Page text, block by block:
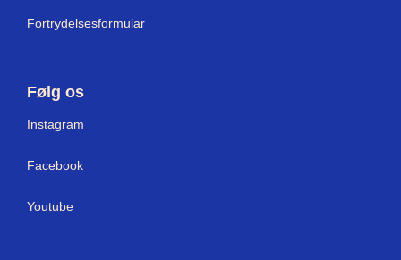
Fortrydelsesformular
Følg os
Instagram
Facebook
Youtube